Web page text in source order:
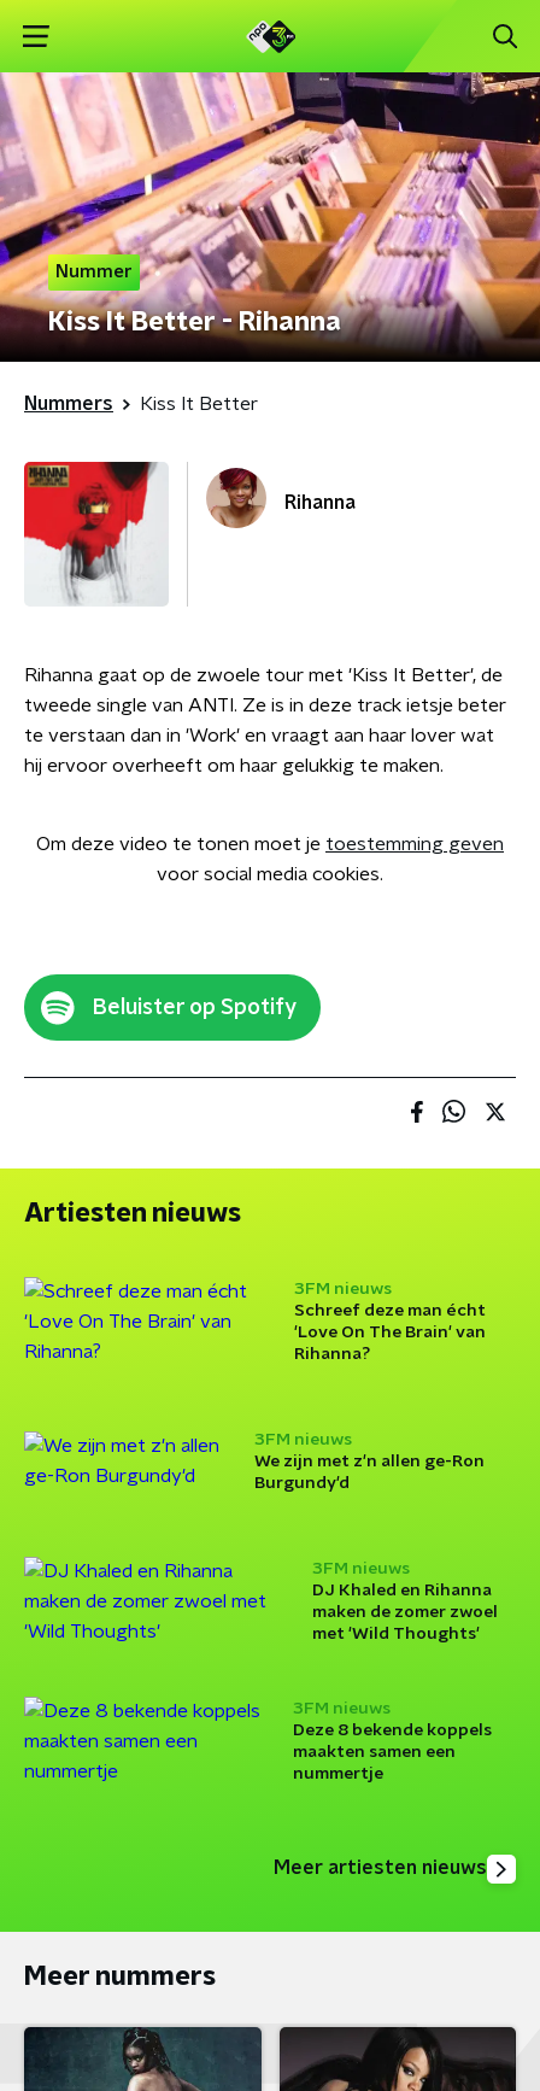
Nummer
Kiss It Better - Rihanna
Nummers Kiss It Better
Rihanna
Rihanna gaat op de zwoele tour met 'Kiss It Better', de
tweede single van ANTI. Ze is in deze track ietsje beter
te verstaan dan in 'Work' en vraagt aan haar lover wat
hij ervoor overheeft om haar gelukkig te maken.
Om deze video te tonen moet je toestemming geven
voor social media cookies.
Beluister op Spotify
Artiesten nieuws
3FM nieuws
Schreef deze man écht
'Love On The Brain' van
Rihanna?
3FM nieuws
We zijn met z'n allen ge-Ron
Burgundy'd
3FM nieuws
DJ Khaled en Rihanna
maken de zomer zwoel
met 'Wild Thoughts'
3FM nieuws
Deze 8 bekende koppels
maakten samen een
nummertje
Meer artiesten nieuws
Meer nummers